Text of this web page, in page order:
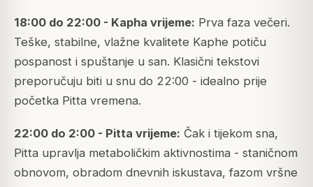
18:00 do 22:00 - Kapha vrijeme: Prva faza večeri.
Teške, stabilne, vlažne kvalitete Kaphe potiču
pospanost i spuštanje u san. Klasični tekstovi
preporučuju biti u snu do 22:00 - idealno prije
početka Pitta vremena.
22:00 do 2:00 - Pitta vrijeme: Čak i tijekom sna,
Pitta upravlja metaboličkim aktivnostima - staničnom
obnovom, obradom dnevnih iskustava, fazom vršne